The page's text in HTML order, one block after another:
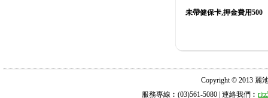
未帶健保卡,押金費用500
Copyright © 2013 麗
服務專線︰(03)561-5080 | 連絡我們︰